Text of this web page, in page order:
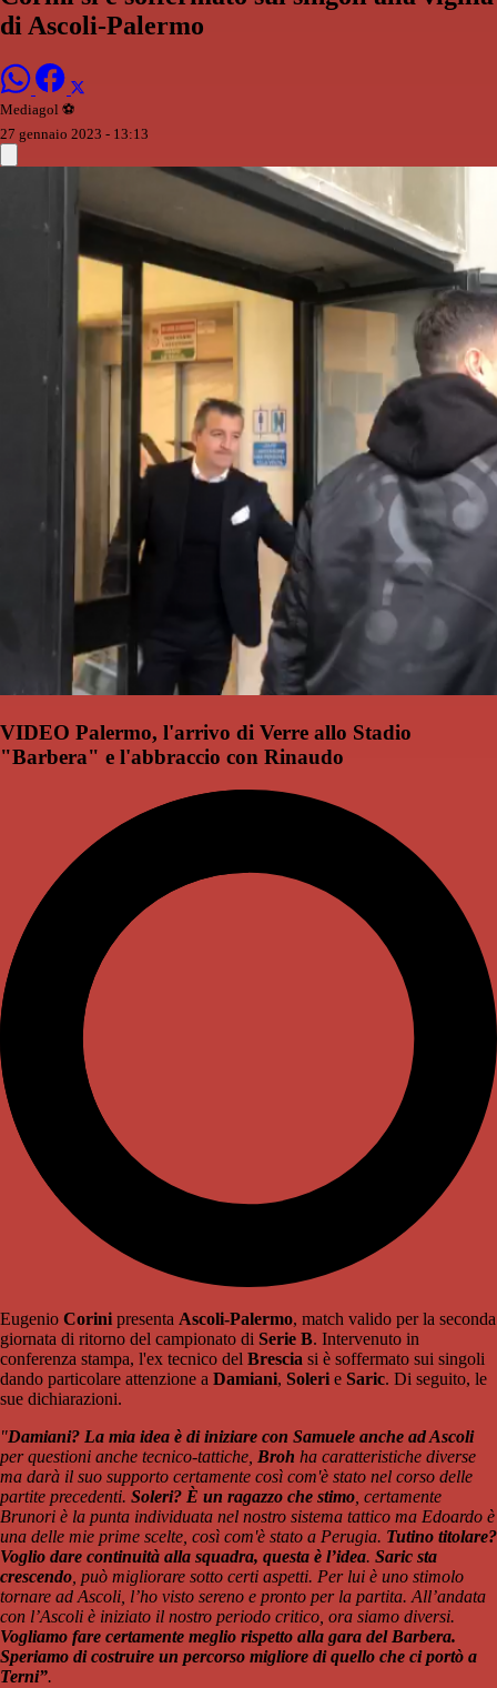
di Ascoli-Palermo
Mediagol ⚽️️
27 gennaio 2023 - 13:13
VIDEO Palermo, l'arrivo di Verre allo Stadio
"Barbera" e l'abbraccio con Rinaudo
Eugenio Corini presenta Ascoli-Palermo, match valido per la seconda
giornata di ritorno del campionato di Serie B. Intervenuto in
conferenza stampa, l'ex tecnico del Brescia si è soffermato sui singoli
dando particolare attenzione a Damiani, Soleri e Saric. Di seguito, le
sue dichiarazioni.
"Damiani? La mia idea è di iniziare con Samuele anche ad Ascoli
per questioni anche tecnico-tattiche, Broh ha caratteristiche diverse
ma darà il suo supporto certamente così com'è stato nel corso delle
partite precedenti. Soleri? È un ragazzo che stimo, certamente
Brunori è la punta individuata nel nostro sistema tattico ma Edoardo è
una delle mie prime scelte, così com'è stato a Perugia. Tutino titolare?
Voglio dare continuità alla squadra, questa è l’idea. Saric sta
crescendo, può migliorare sotto certi aspetti. Per lui è uno stimolo
tornare ad Ascoli, l’ho visto sereno e pronto per la partita. All’andata
con l’Ascoli è iniziato il nostro periodo critico, ora siamo diversi.
Vogliamo fare certamente meglio rispetto alla gara del Barbera.
Speriamo di costruire un percorso migliore di quello che ci portò a
Terni”.